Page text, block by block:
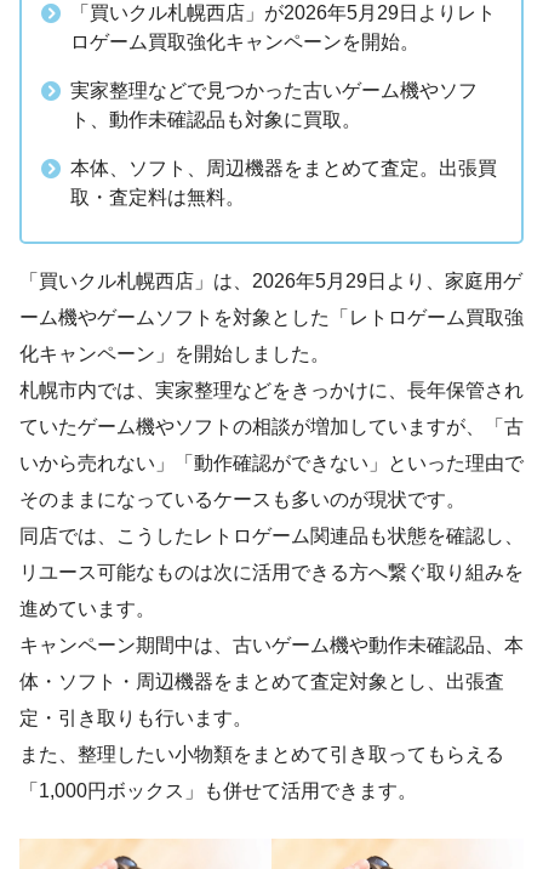
「買いクル札幌西店」が2026年5月29日よりレト
ロゲーム買取強化キャンペーンを開始。
実家整理などで見つかった古いゲーム機やソフ
ト、動作未確認品も対象に買取。
本体、ソフト、周辺機器をまとめて査定。出張買
取・査定料は無料。
「買いクル札幌西店」は、2026年5月29日より、家庭用ゲ
ーム機やゲームソフトを対象とした「レトロゲーム買取強
化キャンペーン」を開始しました。
札幌市内では、実家整理などをきっかけに、長年保管され
ていたゲーム機やソフトの相談が増加していますが、「古
いから売れない」「動作確認ができない」といった理由で
そのままになっているケースも多いのが現状です。
同店では、こうしたレトロゲーム関連品も状態を確認し、
リユース可能なものは次に活用できる方へ繋ぐ取り組みを
進めています。
キャンペーン期間中は、古いゲーム機や動作未確認品、本
体・ソフト・周辺機器をまとめて査定対象とし、出張査
定・引き取りも行います。
また、整理したい小物類をまとめて引き取ってもらえる
「1,000円ボックス」も併せて活用できます。